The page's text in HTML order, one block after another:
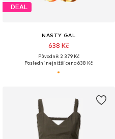
DEAL
NASTY GAL
638 Kč
Původně: 2 379 Kč
Poslední nejnižší cena:638 Kč